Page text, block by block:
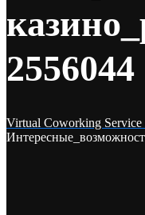
2556044
Virtual Coworking Service